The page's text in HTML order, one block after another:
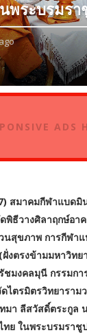
พระบรมร
ADS
สมาคมกีฬาแบดมิ
พิธีวางศิลาฤกษ์อา
สุขภาพ การกีฬาแ
งตรงข้ามมหาวิท
มงคลมุนี กรรมกา
ไตรมิตรวิทยาราม
า ลีสวัสดิ์ตระกูล
ย ในพระบรมราชู